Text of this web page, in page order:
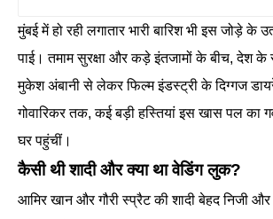
मुंबई में हो रही लगातार भारी बारिश भी इस जोड़े के
पाई। तमाम सुरक्षा और कड़े इंतजामों के बीच, देश
मुकेश अंबानी से लेकर फिल्म इंडस्ट्री के दिग्गज
गोवारिकर तक, कई बड़ी हस्तियां इस खास पल का
घर पहुंचीं।
कैसी थी शादी और क्या था वेडिंग लुक?
आमिर खान और गौरी स्प्रैट की शादी बेहद निजी और